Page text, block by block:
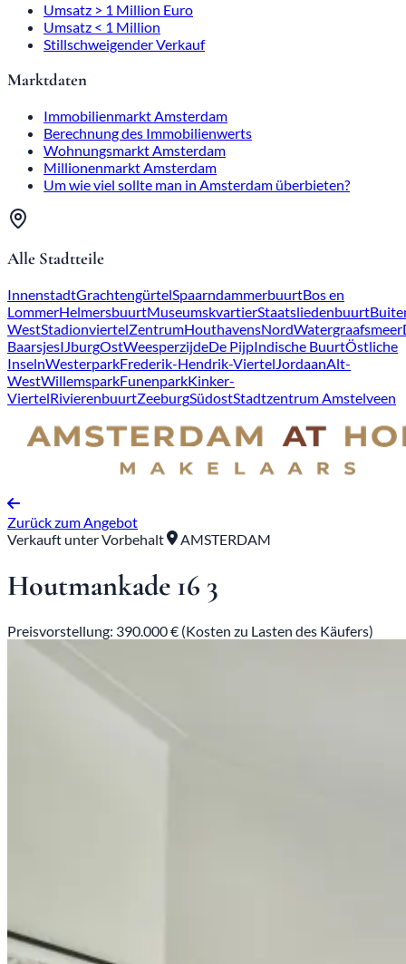
Umsatz > 1 Million Euro
Umsatz < 1 Million
Stillschweigender Verkauf
Marktdaten
Immobilienmarkt Amsterdam
Berechnung des Immobilienwerts
Wohnungsmarkt Amsterdam
Millionenmarkt Amsterdam
Um wie viel sollte man in Amsterdam überbieten?
Alle Stadtteile
InnenstadtGrachtengürtelSpaarndammerbuurtBos en
LommerHelmersbuurtMuseumskvartierStaatsliedenbuurt
WestStadionviertelZentrumHouthavensNordWatergraafsmeer
BaarsjesIJburgOstWeesperzijdeDe PijpIndische BuurtÖstliche
InselnWesterparkFrederik-Hendrik-ViertelJordaanAlt-
WestWillemsparkFunenparkKinker-
ViertelRivierenbuurtZeeburgSüdostStadtzentrum Amstelveen
Zurück zum Angebot
Verkauft unter Vorbehalt
AMSTERDAM
Houtmankade 16 3
Preisvorstellung: 390.000 € (Kosten zu Lasten des Käufers)